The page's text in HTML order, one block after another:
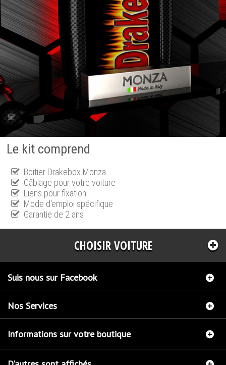
Le kit comprend
Boitier Drakebox Monza
Câblage pour votre voiture
Liens pour fixation
Mode d'emploi spécifique
Garantie de 2 ans
CHOISIR VOITURE
Suis nous sur Facebook
Nos Services
Informations sur votre boutique